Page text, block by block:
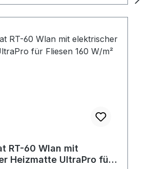
RT-60 Wlan mit
Heizmatte UltraPro für